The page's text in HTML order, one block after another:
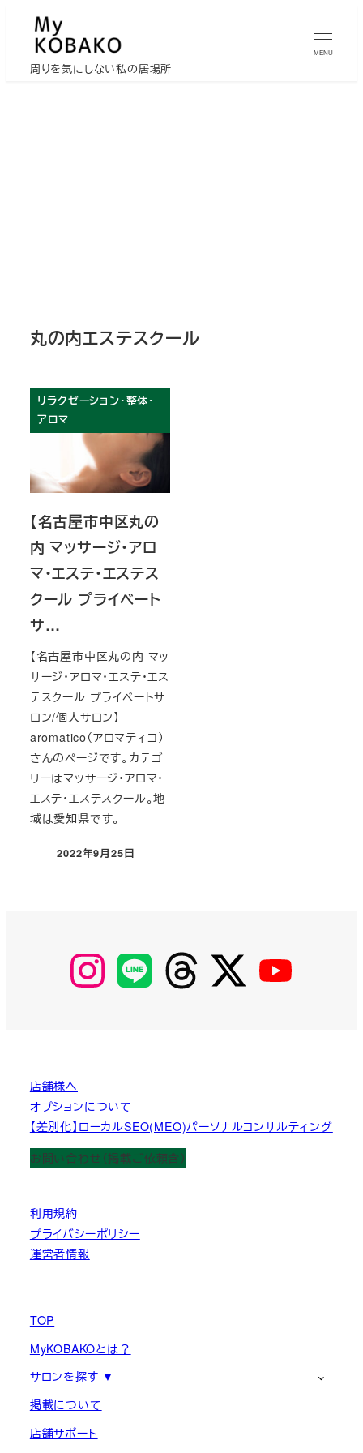
周りを気にしない私の居場所
MENU
丸の内エステスクール
リラクゼーション・整体・
アロマ
【名古屋市中区丸の
内 マッサージ・アロ
マ・エステ・エステス
クール プライベート
サ…
【名古屋市中区丸の内 マッ
サージ・アロマ・エステ・エス
テスクール プライベートサ
ロン/個人サロン】
aromatico（アロマティコ）
さんのページです。カテゴ
リーはマッサージ・アロマ・
エステ・エステスクール。地
域は愛知県です。
投稿日
2022年9月25日
【Instagram】
MyKOBAKO
【LINE】 【threads】 【Twitter】
店舗様へ
オプションについて
【差別化】ローカルSEO(MEO)パーソナルコンサルティング
お問い合わせ（掲載ご依頼含）
利用規約
プライバシーポリシー
運営者情報
TOP
MyKOBAKOとは？
サロンを探す ▼
掲載について
店舗サポート